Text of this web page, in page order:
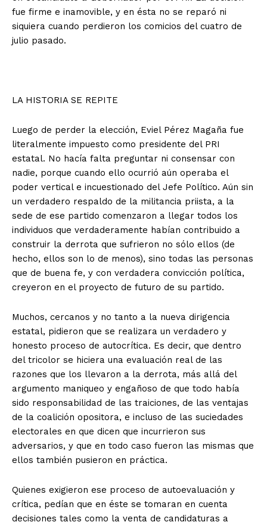
+ Todas las formas de lucha, potencialmente enlazadas
fue firme e inamovible, y en ésta no se reparó ni
siquiera cuando perdieron los comicios del cuatro de
julio pasado.
LA HISTORIA SE REPITE
Luego de perder la elección, Eviel Pérez Magaña fue
literalmente impuesto como presidente del PRI
estatal. No hacía falta preguntar ni consensar con
nadie, porque cuando ello ocurrió aún operaba el
poder vertical e incuestionado del Jefe Político. Aún sin
un verdadero respaldo de la militancia priista, a la
sede de ese partido comenzaron a llegar todos los
individuos que verdaderamente habían contribuido a
construir la derrota que sufrieron no sólo ellos (de
hecho, ellos son lo de menos), sino todas las personas
que de buena fe, y con verdadera convicción política,
creyeron en el proyecto de futuro de su partido.
Muchos, cercanos y no tanto a la nueva dirigencia
estatal, pidieron que se realizara un verdadero y
honesto proceso de autocrítica. Es decir, que dentro
del tricolor se hiciera una evaluación real de las
razones que los llevaron a la derrota, más allá del
argumento maniqueo y engañoso de que todo había
sido responsabilidad de las traiciones, de las ventajas
de la coalición opositora, e incluso de las suciedades
electorales en que dicen que incurrieron sus
adversarios, y que en todo caso fueron las mismas que
ellos también pusieron en práctica.
Quienes exigieron ese proceso de autoevaluación y
crítica, pedían que en éste se tomaran en cuenta
decisiones tales como la venta de candidaturas a